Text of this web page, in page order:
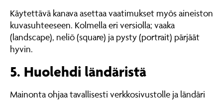
Käytettävä kanava asettaa vaatimukset myös aineiston
kuvasuhteeseen. Kolmella eri versiolla; vaaka
(landscape), neliö (square) ja pysty (portrait) pärjäät
hyvin.
5. Huolehdi ländäristä
Mainonta ohjaa tavallisesti verkkosivustolle ja ländäri